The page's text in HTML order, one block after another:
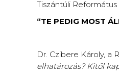
Tiszántúli
“TE PEDIG MOST
Dr. Czibere Károly, a
elhatározás? Kitől